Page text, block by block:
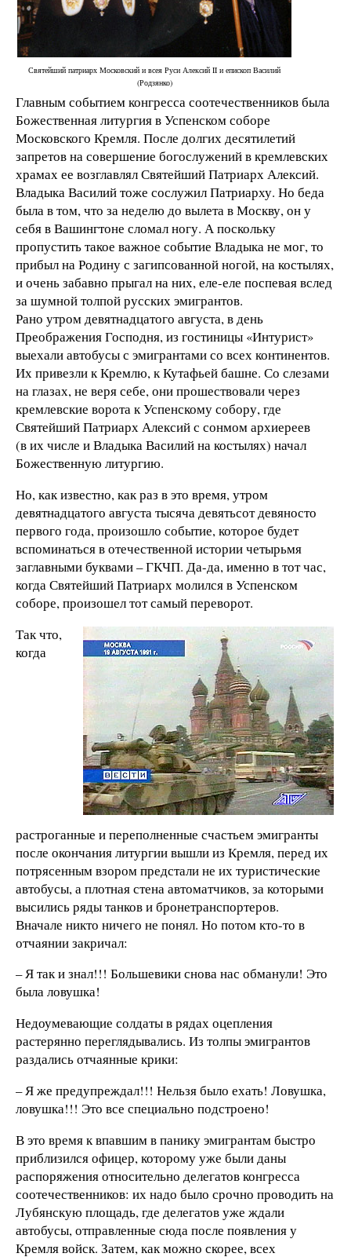
Святейший патриарх Московский и всея Руси Алексий II и епископ Василий
(Родзянко)
Главным событием конгресса соотечественников была
Божественная литургия в Успенском соборе
Московского Кремля. После долгих десятилетий
запретов на совершение богослужений в кремлевских
храмах ее возглавлял Святейший Патриарх Алексий.
Владыка Василий тоже сослужил Патриарху. Но беда
была в том, что за неделю до вылета в Москву, он у
себя в Вашингтоне сломал ногу. А поскольку
пропустить такое важное событие Владыка не мог, то
прибыл на Родину с загипсованной ногой, на костылях,
и очень забавно прыгал на них, еле-еле поспевая вслед
за шумной толпой русских эмигрантов.
Рано утром девятнадцатого августа, в день
Преображения Господня, из гостиницы «Интурист»
выехали автобусы с эмигрантами со всех континентов.
Их привезли к Кремлю, к Кутафьей башне. Со слезами
на глазах, не веря себе, они прошествовали через
кремлевские ворота к Успенскому собору, где
Святейший Патриарх Алексий с сонмом архиереев
(в их числе и Владыка Василий на костылях) начал
Божественную литургию.
Но, как известно, как раз в это время, утром
девятнадцатого августа тысяча девятьсот девяносто
первого года, произошло событие, которое будет
вспоминаться в отечественной истории четырьмя
заглавными буквами – ГКЧП. Да-да, именно в тот час,
когда Святейший Патриарх молился в Успенском
соборе, произошел тот самый переворот.
Так что,
когда
растроганные и переполненные счастьем эмигранты
после окончания литургии вышли из Кремля, перед их
потрясенным взором предстали не их туристические
автобусы, а плотная стена автоматчиков, за которыми
высились ряды танков и бронетранспортеров.
Вначале никто ничего не понял. Но потом кто-то в
отчаянии закричал:
– Я так и знал!!! Большевики снова нас обманули! Это
была ловушка!
Недоумевающие солдаты в рядах оцепления
растерянно переглядывались. Из толпы эмигрантов
раздались отчаянные крики:
– Я же предупреждал!!! Нельзя было ехать! Ловушка,
ловушка!!! Это все специально подстроено!
В это время к впавшим в панику эмигрантам быстро
приблизился офицер, которому уже были даны
распоряжения относительно делегатов конгресса
соотечественников: их надо было срочно проводить на
Лубянскую площадь, где делегатов уже ждали
автобусы, отправленные сюда после появления у
Кремля войск. Затем, как можно скорее, всех